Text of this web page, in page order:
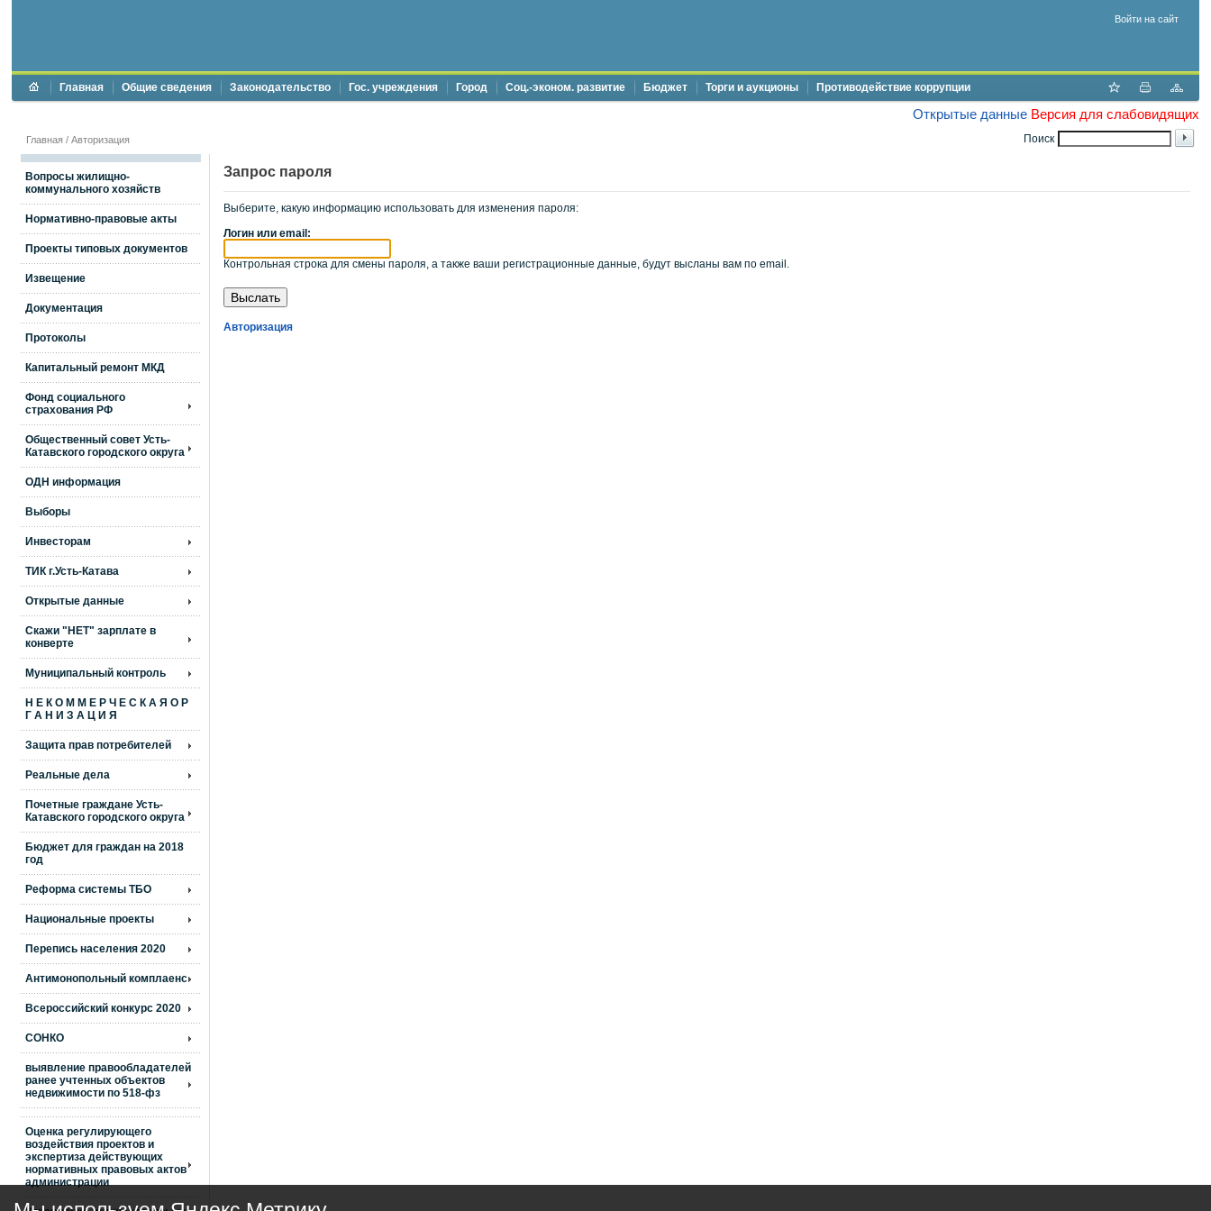
Войти на сайт
Главная Общие сведения Законодательство Гос. учреждения Город Соц.-эконом. развитие Бюджет Торги и аукционы Противодействие коррупции
Открытые данные Версия для слабовидящих
Поиск
Главная / Авторизация
Вопросы жилищно-
коммунального хозяйств
Нормативно-правовые акты
Проекты типовых документов
Извещение
Документация
Протоколы
Капитальный ремонт МКД
Фонд социального
страхования РФ
Общественный совет Усть-
Катавского городского округа
ОДН информация
Выборы
Инвесторам
ТИК г.Усть-Катава
Открытые данные
Скажи "НЕТ" зарплате в
конверте
Муниципальный контроль
Н Е К О М М Е Р Ч Е С К А Я О Р
Г А Н И З А Ц И Я
Защита прав потребителей
Реальные дела
Почетные граждане Усть-
Катавского городского округа
Бюджет для граждан на 2018
год
Реформа системы ТБО
Национальные проекты
Перепись населения 2020
Антимонопольный комплаенс
Всероссийский конкурс 2020
СОНКО
выявление правообладателей
ранее учтенных объектов
недвижимости по 518-фз
Оценка регулирующего
воздействия проектов и
экспертиза действующих
нормативных правовых актов
администрации
Запрос пароля
Выберите, какую информацию использовать для изменения пароля:
Логин или email:
Контрольная строка для смены пароля, а также ваши регистрационные данные, будут высланы вам по email.
Авторизация